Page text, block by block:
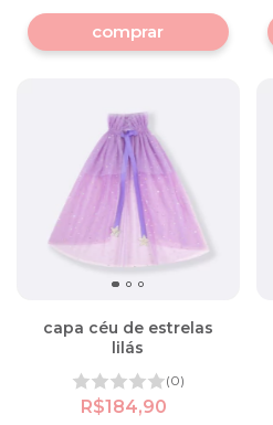
comprar
capa céu de estrelas
lilás
(0)
R$184,90